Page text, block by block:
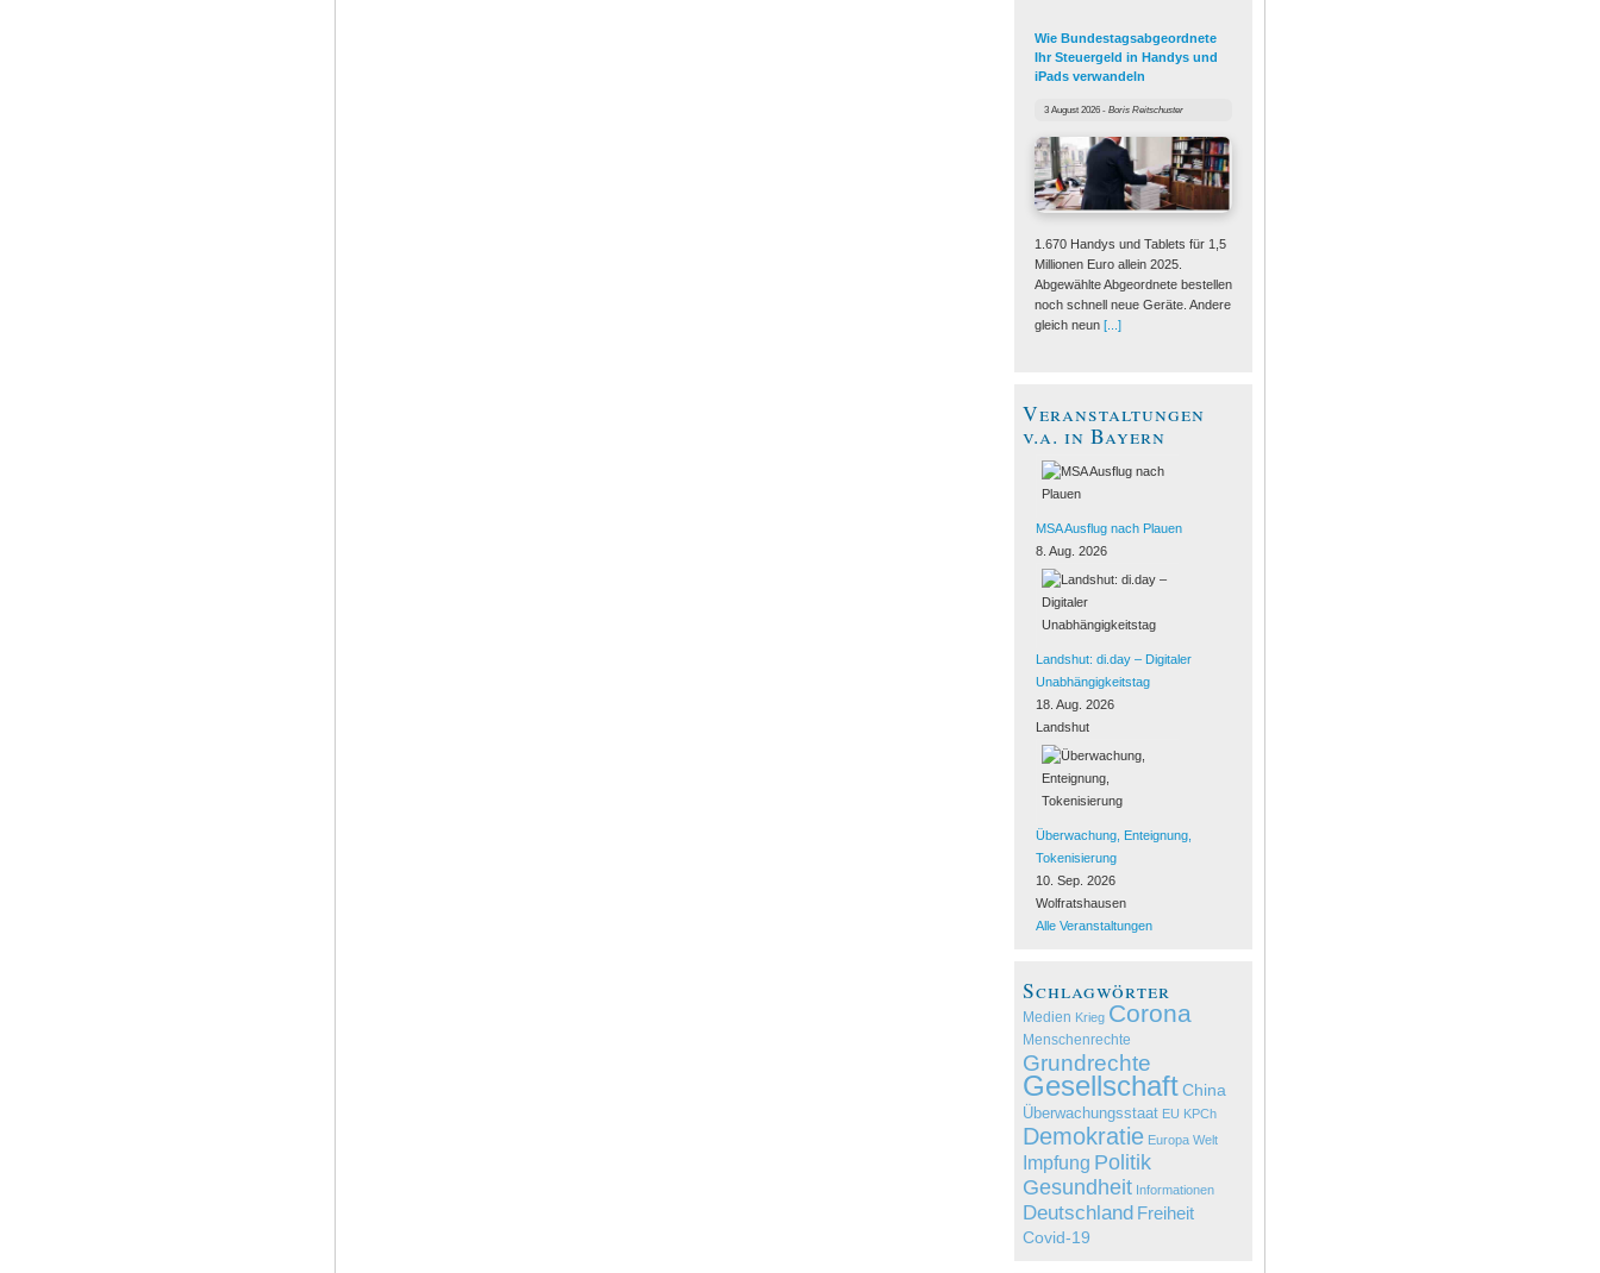
Wie Bundestagsabgeordnete
Ihr Steuergeld in Handys und
iPads verwandeln
3 August 2026- Boris Reitschuster
1.670 Handys und Tablets für 1,5
Millionen Euro allein 2025.
Abgewählte Abgeordnete bestellen
noch schnell neue Geräte. Andere
gleich neun [...]
Veranstaltungen
v.a. in Bayern
MSA Ausflug nach Plauen
8. Aug. 2026
Landshut: di.day – Digitaler
Unabhängigkeitstag
18. Aug. 2026
Landshut
Überwachung, Enteignung,
Tokenisierung
10. Sep. 2026
Wolfratshausen
Alle Veranstaltungen
Schlagwörter
Medien Krieg Corona
Menschenrechte
Grundrechte
GesellschaftChina
Überwachungsstaat EU KPCh
Demokratie Europa Welt
Impfung Politik
Gesundheit Informationen
Deutschland Freiheit
Covid-19